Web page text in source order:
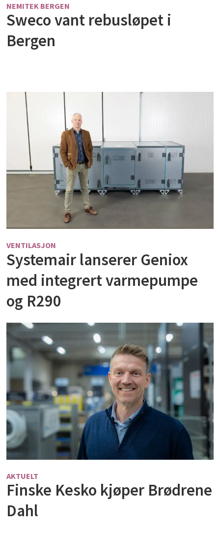
NEMITEK BERGEN
Sweco vant rebusløpet i
Bergen
VENTILASJON
Systemair lanserer Geniox
med integrert varmepumpe
og R290
AKTUELT
Finske Kesko kjøper Brødrene
Dahl